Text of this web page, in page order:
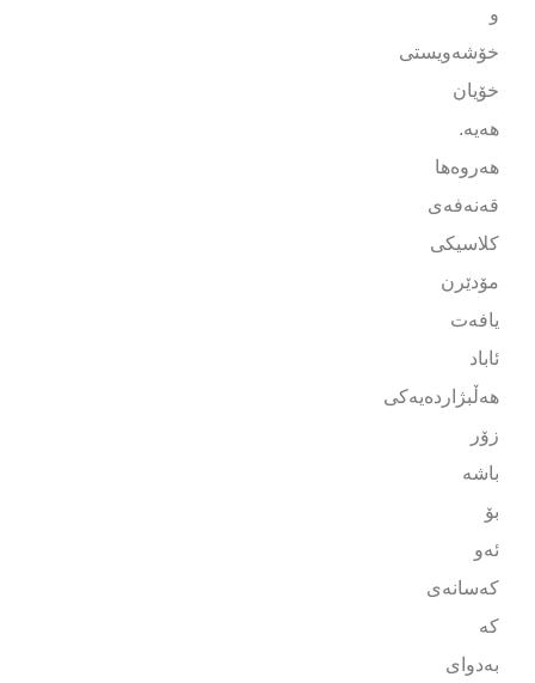
و
خۆشەویستی
خۆیان
هەیە.
هەروەها
قەنەفەی
کلاسیکی
مۆدێرن
یافەت
ئاباد
هەڵبژاردەیەکی
زۆر
باشە
بۆ
ئەو
کەسانەی
کە
بەدوای